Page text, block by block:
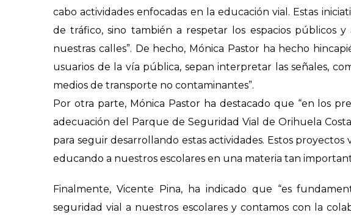
cabo actividades enfocadas en la educación vial. Estas
de tráfico, sino también a respetar los espacios públicos
nuestras calles”. De hecho, Mónica Pastor ha hecho
usuarios de la vía pública, sepan interpretar las señales,
medios de transporte no contaminantes”.
Por otra parte, Mónica Pastor ha destacado que “en los
adecuación del Parque de Seguridad Vial de Orihuela
para seguir desarrollando estas actividades. Estos
educando a nuestros escolares en una materia tan
Finalmente, Vicente Pina, ha indicado que “es
seguridad vial a nuestros escolares y contamos con la